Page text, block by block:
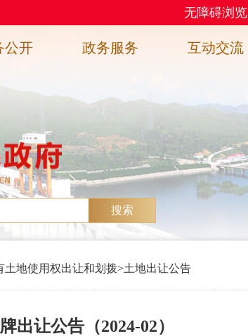
无障碍浏览
公开 政务服务 互动交流
搜索
土地使用权出让和划拨>土地出让公告
出让公告（2024-02）